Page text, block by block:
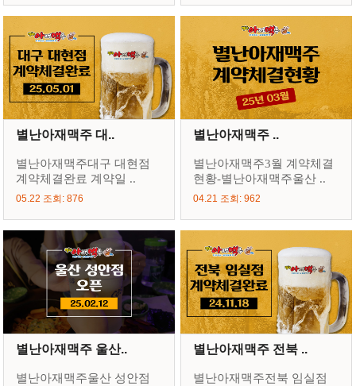
별난아재맥주 대..
별난아재맥주대구 대현점
계약체결완료 계약일 ..
05.22 조회: 876
별난아재맥주 ..
별난아재맥주3월 계약체결
현황-별난아재맥주울산 ..
04.21 조회: 962
별난아재맥주 울산..
별난아재맥주울산 성안점
별난아재맥주 전북 ..
별난아재맥주전북 임실점